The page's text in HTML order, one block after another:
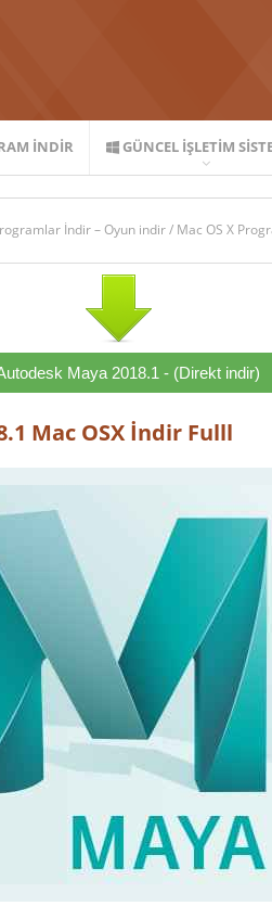
INDIR GÜNCEL İŞLETIM
İndir – Oyun indir/ Mac OS X
Maya 2018.1 - (Direkt indir)
Mac OSX İndir Fulll